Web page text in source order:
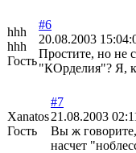
hhh
hhh
Гость
#6
20.08.2003
Простите, но не
"КОрделия"? Я,
Xanatos
Гость
#7
21.08.2003
Вы ж
насчет